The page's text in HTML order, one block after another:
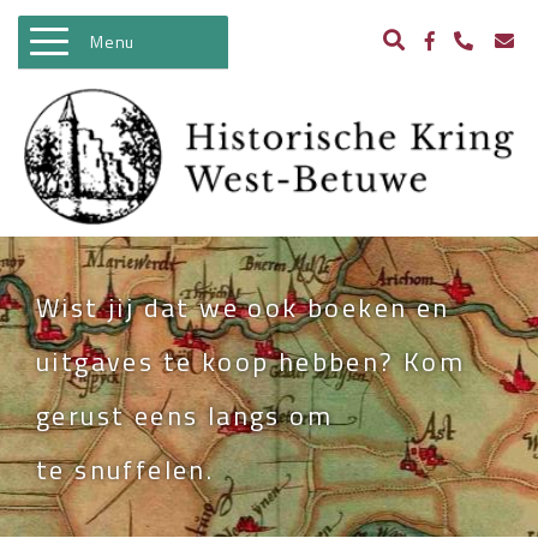
Menu
WELKOM
ACTIVITEITEN
NIEUWS
BIBLIOTHEEK
ARCHEOLOGIE
HISTORIE
BEELDBANK
KASTELEN IN WEST BETUWE
WO II
Wist jij dat we ook boeken en
uitgaves te koop hebben? Kom
gerust eens langs om
te snuffelen.